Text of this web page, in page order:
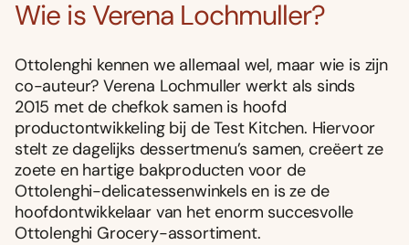
Wie is Verena Lochmuller?
Ottolenghi kennen we allemaal wel, maar wie is zijn
co-auteur? Verena Lochmuller werkt als sinds
2015 met de chefkok samen is hoofd
productontwikkeling bij de Test Kitchen. Hiervoor
stelt ze dagelijks dessertmenu’s samen, creëert ze
zoete en hartige bakproducten voor de
Ottolenghi-delicatessenwinkels en is ze de
hoofdontwikkelaar van het enorm succesvolle
Ottolenghi Grocery-assortiment.